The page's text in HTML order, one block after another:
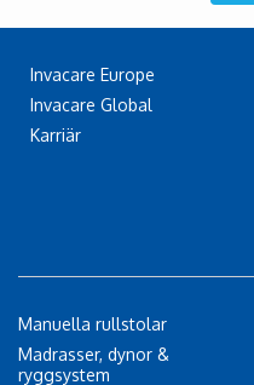
Invacare Europe
Invacare Global
Karriär
Manuella rullstolar
Madrasser, dynor &
ryggsystem